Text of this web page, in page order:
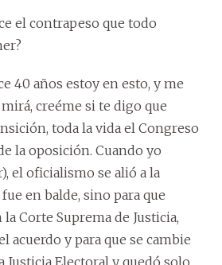
el contrapeso que todo
40 años estoy en esto, y me
creéme si te digo que
toda la vida el Congreso
la oposición. Cuando yo
el oficialismo se alió a la
en balde, sino para que
Corte Suprema de Justicia,
acuerdo y para que se cambie
Justicia Electoral y quedó solo